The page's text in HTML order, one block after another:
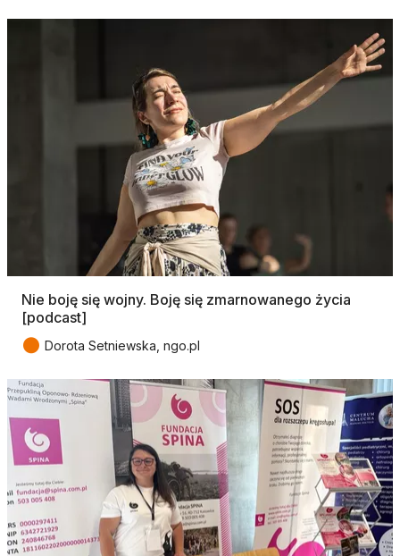
Nie boję się wojny. Boję się zmarnowanego życia
[podcast]
● Dorota Setniewska, ngo.pl